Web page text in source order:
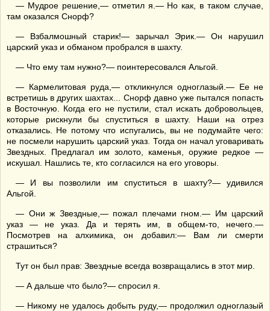
— Мудрое решение,— отметил я.— Но как, в таком случае,
там оказался Снорф?
— Взбалмошный старик!— зарычал Эрик.— Он нарушил
царский указ и обманом пробрался в шахту.
— Что ему там нужно?— поинтересовался Альгой.
— Кармелитовая руда,— откликнулся одноглазый.— Ее не
встретишь в других шахтах... Снорф давно уже пытался попасть
в Восточную. Когда его не пустили, стал искать добровольцев,
которые рискнули бы спуститься в шахту. Наши на отрез
отказались. Не потому что испугались, вы не подумайте чего:
не посмели нарушить царский указ. Тогда он начал уговаривать
Звездных. Предлагал им золото, каменья, оружие редкое —
искушал. Нашлись те, кто согласился на его уговоры.
— И вы позволили им спуститься в шахту?— удивился
Альгой.
— Они ж Звездные,— пожал плечами гном.— Им царский
указ — не указ. Да и терять им, в общем-то, нечего.—
Посмотрев на алхимика, он добавил:— Вам ли смерти
страшиться?
Тут он был прав: Звездные всегда возвращались в этот мир.
— А дальше что было?— спросил я.
— Никому не удалось добыть руду,— продолжил одноглазый